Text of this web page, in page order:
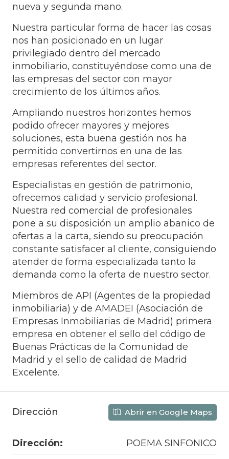
nueva y segunda mano.
Nuestra particular forma de hacer las cosas
nos han posicionado en un lugar
privilegiado dentro del mercado
inmobiliario, constituyéndose como una de
las empresas del sector con mayor
crecimiento de los últimos años.
Ampliando nuestros horizontes hemos
podido ofrecer mayores y mejores
soluciones, esta buena gestión nos ha
permitido convertirnos en una de las
empresas referentes del sector.
Especialistas en gestión de patrimonio,
ofrecemos calidad y servicio profesional.
Nuestra red comercial de profesionales
pone a su disposición un amplio abanico de
ofertas a la carta, siendo su preocupación
constante satisfacer al cliente, consiguiendo
atender de forma especializada tanto la
demanda como la oferta de nuestro sector.
Miembros de API (Agentes de la propiedad
inmobiliaria) y de AMADEI (Asociación de
Empresas Inmobiliarias de Madrid) primera
empresa en obtener el sello del código de
Buenas Prácticas de la Comunidad de
Madrid y el sello de calidad de Madrid
Excelente.
Dirección Abrir en Google Maps
Dirección:
POEMA SINFONICO